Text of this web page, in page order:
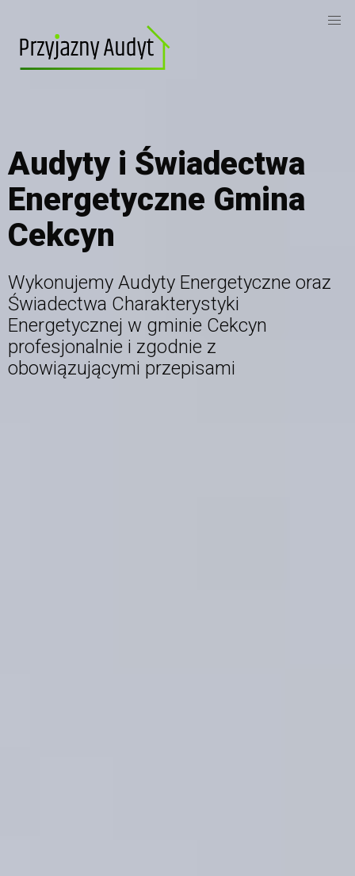
Audyty i Świadectwa
Energetyczne Gmina
Cekcyn
Wykonujemy Audyty Energetyczne oraz
Świadectwa Charakterystyki
Energetycznejw gminie Cekcyn
profesjonalnie i zgodnie z
obowiązującymi przepisami